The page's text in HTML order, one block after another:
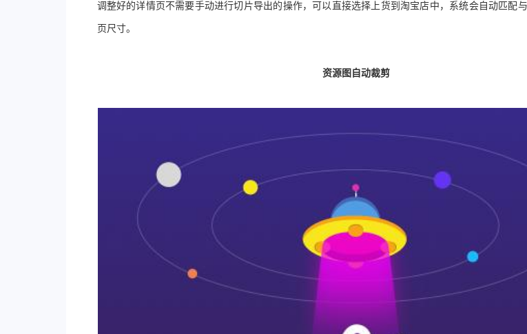
调整好的详情页不需要手动进行切片导出的操作， 可以直接选择上货到淘宝店中 ， 系统会自动匹配
页尺寸。
资源图自动裁剪